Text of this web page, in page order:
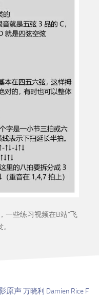
一些练习视频在B站“ 飞
原声万晓利 Damien Rice F